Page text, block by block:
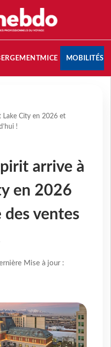
MICE MOBILITÉS
Lake City en 2026 et
!
arrive à
en 2026
ventes
Mise à jour :